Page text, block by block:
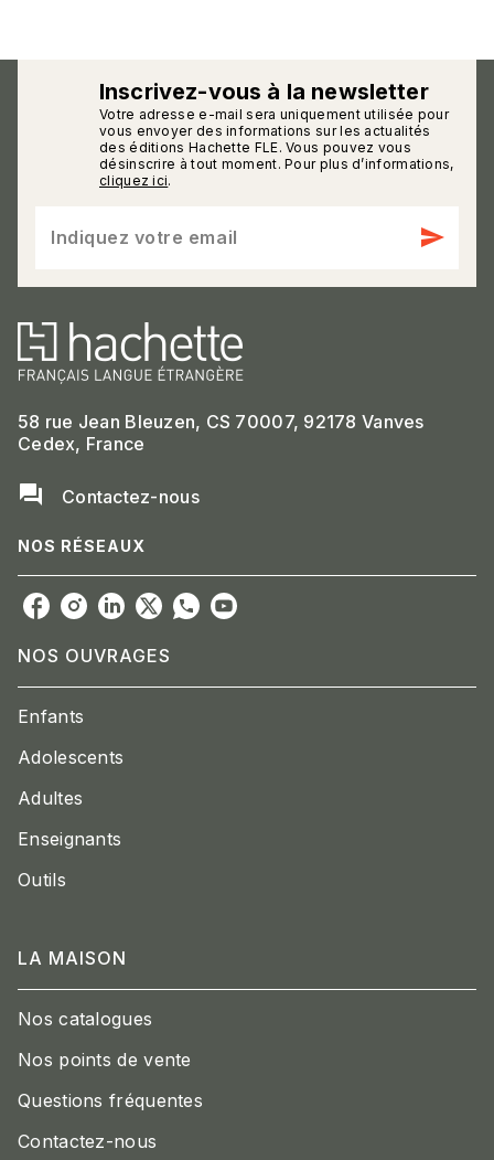
Inscrivez-vous à la newsletter
Votre adresse e-mail sera uniquement utilisée pour
vous envoyer des informations sur les actualités
des éditions Hachette FLE. Vous pouvez vous
désinscrire à tout moment. Pour plus d’informations,
cliquez ici.
Indiquez votre email send
58 rue Jean Bleuzen, CS 70007, 92178 Vanves
Cedex, France
question_answer Contactez-nous
NOS RÉSEAUX
NOS OUVRAGES
Enfants
Adolescents
Adultes
Enseignants
Outils
LA MAISON
Nos catalogues
Nos points de vente
Questions fréquentes
Contactez-nous